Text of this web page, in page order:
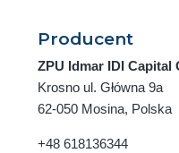
Producent
ZPU Idmar IDI Capital
Krosno ul. Główna 9a
62-050 Mosina, Polska
+48 618136344